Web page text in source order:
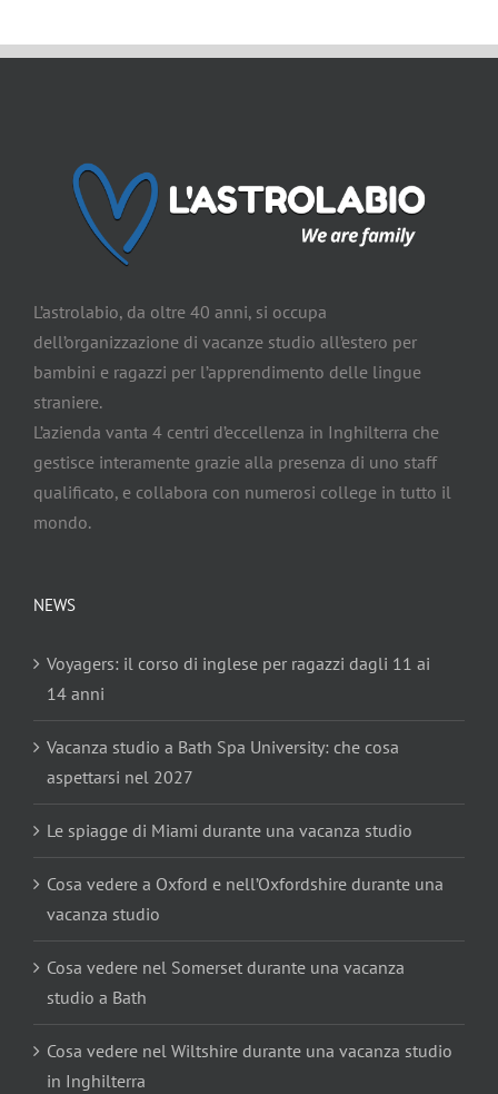
L’astrolabio, da oltre 40 anni, si occupa
dell’organizzazione di vacanze studio all’estero per
bambini e ragazzi per l’apprendimento delle lingue
straniere.
L’azienda vanta 4 centri d’eccellenza in Inghilterra che
gestisce interamente grazie alla presenza di uno staff
qualificato, e collabora con numerosi college in tutto il
mondo.
NEWS
Voyagers: il corso di inglese per ragazzi dagli 11 ai
14 anni
Vacanza studio a Bath Spa University: che cosa
aspettarsi nel 2027
Le spiagge di Miami durante una vacanza studio
Cosa vedere a Oxford e nell’Oxfordshire durante una
vacanza studio
Cosa vedere nel Somerset durante una vacanza
studio a Bath
Cosa vedere nel Wiltshire durante una vacanza studio
in Inghilterra